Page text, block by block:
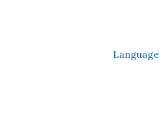
Language